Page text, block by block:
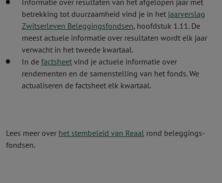
Informatie over resultaten van het afgelopen jaar met
betrekking tot duurzaamheid vind je in het jaarverslag
Zwitserleven Beleggingsfondsen, hoofdstuk 1.11.De
meest actuele informatie over resultaten wordt elk jaar
verwacht in het tweede kwartaal.
In de factsheet vind je actuele informatie over
rendementen en de samenstelling van het fonds. We
actualiseren de factsheet elk kwartaal.
Lees meer over het stembeleid van Reaal rond beleggings­
fondsen.